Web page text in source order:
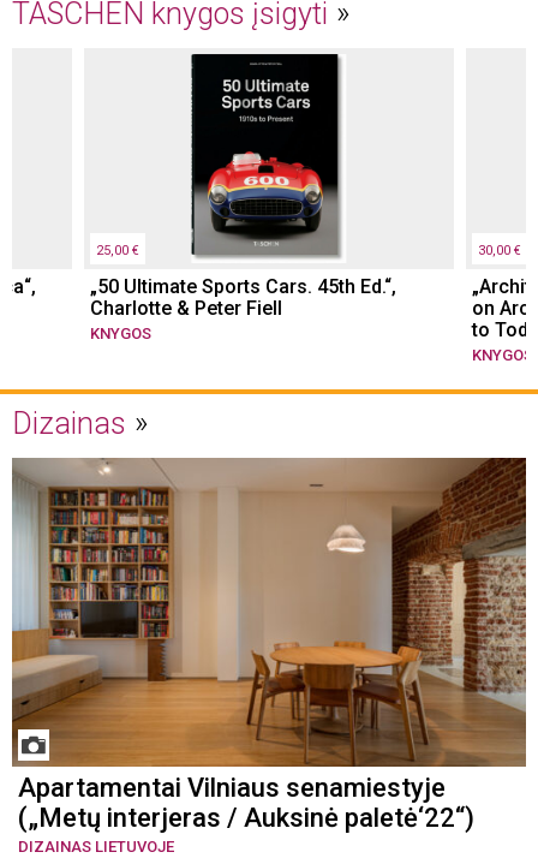
TASCHEN knygos įsigyti
25,00 €
„50 Ultimate Sports Cars. 45th Ed.“,
Charlotte & Peter Fiell
KNYGOS
30,00 €
on
to
KNYGOS
Dizainas
Apartamentai Vilniaus senamiestyje
(„Metų interjeras / Auksinė paletė‘22“)
DIZAINAS LIETUVOJE